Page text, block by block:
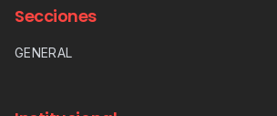
Secciones
GENERAL